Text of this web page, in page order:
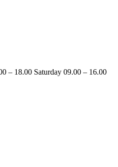
– 18.00 Saturday 09.00 – 16.00